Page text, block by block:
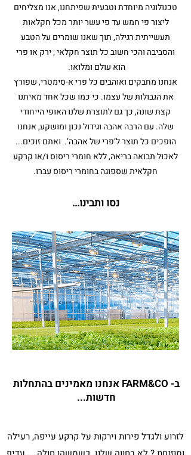
ב- FARM&CO אנחנו מאמינים בהתחלות
חדשות...
לזרוע ולגדל פירות וירקות על קרקע עייפה, רעילה
טכנולוגיה מיוחדת וטבעית שפיתחנו, אנו מצליחים
ליצור פי חמש עד פי עשר יותר מכל חקלאות
תעשייתית רגילה, תוך שאנו שומרים על הטבע
והסביבה והכי חשוב כל תוצר חקלאי ; ירק או פרי
הוא עולם ומלואו.
אנחנו מחבקים ואוהבים כל פרי א-סימטרי, שפורץ
את הגבולות של עצמו. כי כמו שכל אחד מאיתנו
קצת שונה, כך גם לתוצרת שלנו האופי הייחודי
שלה. עם הרבה אהבה וגידול נכון ומושקע, אנחנו
הופכים כל תוצר ל’פרי של אהבה’. ואתם זוכים...
לאכול תבואה בריאה, ללא חומרי ריסוס ו/או קרקע
חקלאית שספוגה בחומרי ריסוס עברו.
נסו ותבינו...